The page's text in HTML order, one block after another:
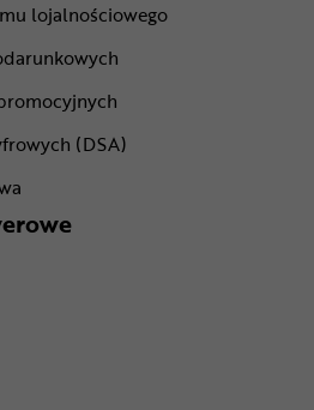
lojalnościowego
(DSA)